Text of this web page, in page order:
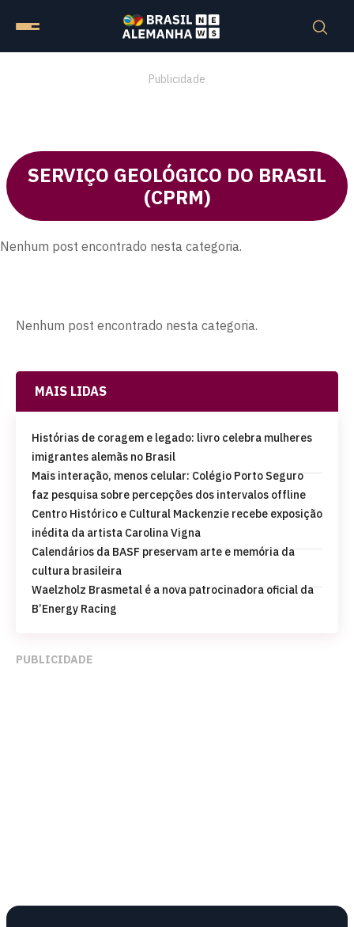
Publicidade
SERVIÇO GEOLÓGICO DO BRASIL
(CPRM)
Nenhum post encontrado nesta categoria.
Nenhum post encontrado nesta categoria.
MAIS LIDAS
Histórias de coragem e legado: livro celebra mulheres
imigrantes alemãs no Brasil
Mais interação, menos celular: Colégio Porto Seguro
faz pesquisa sobre percepções dos intervalos offline
Centro Histórico e Cultural Mackenzie recebe exposição
inédita da artista Carolina Vigna
Calendários da BASF preservam arte e memória da
cultura brasileira
Waelzholz Brasmetal é a nova patrocinadora oficial da
B’Energy Racing
PUBLICIDADE